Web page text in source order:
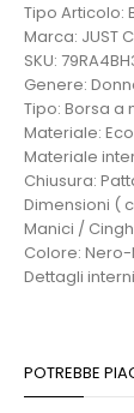
Tipo Articolo:
Marca: JUST
SKU:
Genere:
Tipo: Borsa a
Materiale:
Materiale
Chiusura:
Dimensioni (
Manici /
Colore:
Dettagli
POTREBBE